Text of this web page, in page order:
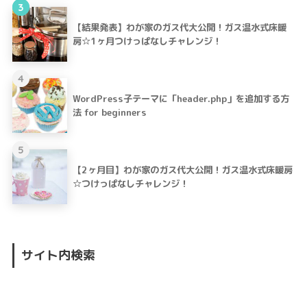
3
【結果発表】わが家のガス代大公開！ガス温水式床暖
房☆1ヶ月つけっぱなしチャレンジ！
4
WordPress子テーマに「header.php」を追加する方
法 for beginners
5
【2ヶ月目】わが家のガス代大公開！ガス温水式床暖房
☆つけっぱなしチャレンジ！
サイト内検索